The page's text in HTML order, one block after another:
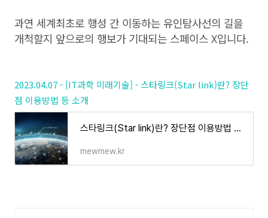
과연 세계최초로 행성 간 이동하는 유인탐사선의 길을
개척할지 앞으로의 행보가 기대되는 스페이스 X입니다.
2023.04.07 - [IT과학 미래기술] - 스타링크(Star link)란? 장단
점 이용방법 등 소개
스타링크(Star link)란? 장단점 이용방법 등 소개
mewmew.kr